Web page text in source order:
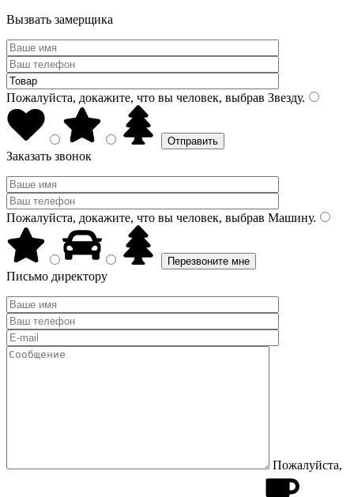
Вызвать замерщика
Пожалуйста, докажите, что вы человек, выбрав Звезду.
Заказать звонок
Пожалуйста, докажите, что вы человек, выбрав Машину.
Письмо директору
Пожалуйста,